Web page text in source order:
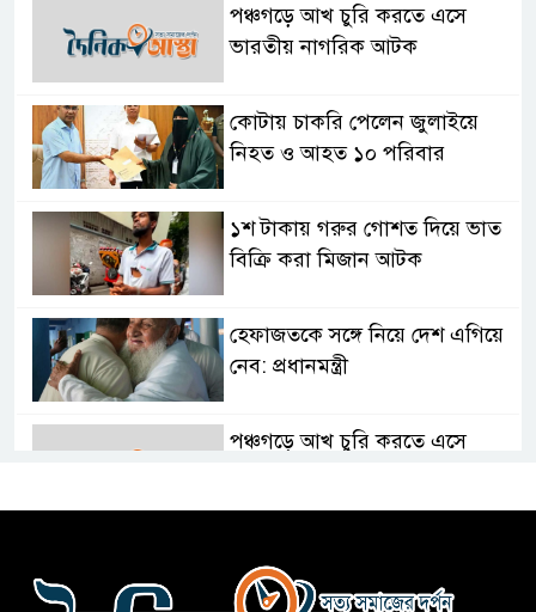
পঞ্চগড়ে আখ চুরি করতে এসে
ভারতীয় নাগরিক আটক
কোটায় চাকরি পেলেন জুলাইয়ে
নিহত ও আহত ১০ পরিবার
১শ টাকায় গরুর গোশত দিয়ে ভাত
বিক্রি করা মিজান আটক
হেফাজতকে সঙ্গে নিয়ে দেশ এগিয়ে
নেব: প্রধানমন্ত্রী
পঞ্চগড়ে আখ চুরি করতে এসে
কুদ্দুসের বাড়িতে হামলা-ভাঙচুর